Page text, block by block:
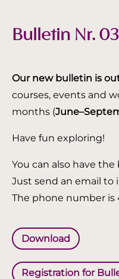
Bulletin Nr.
Our new bulletin is
courses, events and
months (
Have fun exploring!
You can also have
Just send an email to
The phone number is
Download
Registration for